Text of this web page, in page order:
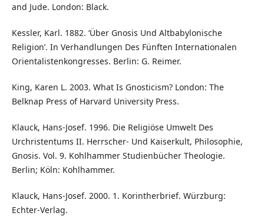
and Jude. London: Black.
Kessler, Karl. 1882. ‘Über Gnosis Und Altbabylonische
Religion’. In Verhandlungen Des Fünften Internationalen
Orientalistenkongresses. Berlin: G. Reimer.
King, Karen L. 2003. What Is Gnosticism? London: The
Belknap Press of Harvard University Press.
Klauck, Hans-Josef. 1996. Die Religiöse Umwelt Des
Urchristentums II. Herrscher- Und Kaiserkult, Philosophie,
Gnosis. Vol. 9. Kohlhammer Studienbücher Theologie.
Berlin; Köln: Kohlhammer.
Klauck, Hans-Josef. 2000. 1. Korintherbrief. Würzburg:
Echter-Verlag.